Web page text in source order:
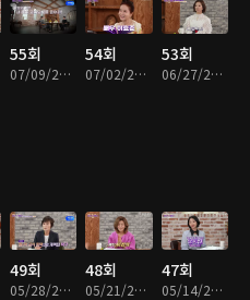
55회
07/09/2026 • 46분
54회
07/02/2026 • 46분
53회
06/27/2026 • 46분
49회
05/28/2026 • 46분
48회
05/21/2026 • 46분
47회
05/14/2026 • 46분